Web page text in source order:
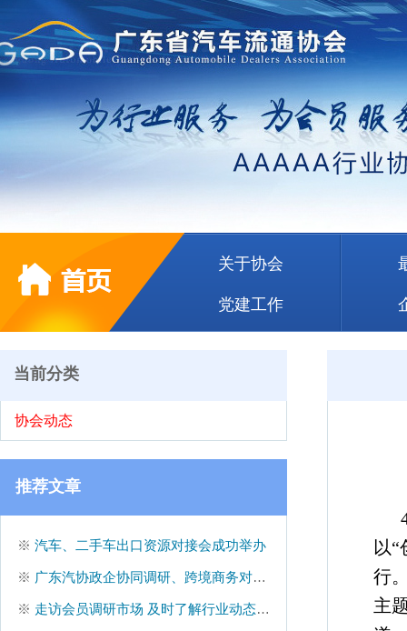
关于协会
党建工作
当前分类
协会动态
推荐文章
※ 汽车、二手车出口资源对接会成功举办
※ 广东汽协政企协同调研、跨境商务对接等工作纪实
※ 走访会员调研市场 及时了解行业动态——广东汽协会员服务专题报道
以
行
主